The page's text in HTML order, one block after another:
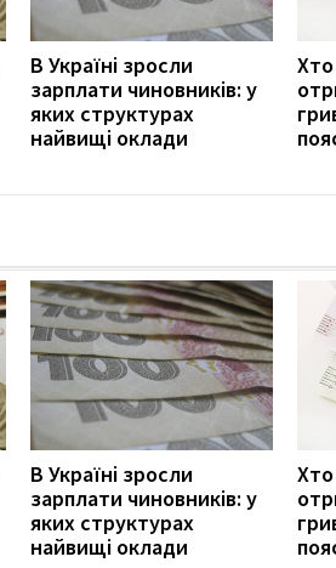
В Україні зросли
зарплати чиновників: у
яких структурах
найвищі оклади
В Україні зросли
зарплати чиновників: у
яких структурах
найвищі оклади